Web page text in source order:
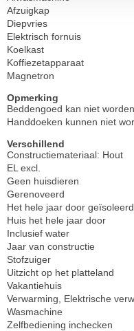
Afzuigkap
Diepvries
Elektrisch fornuis
Koelkast
Koffiezetapparaat
Magnetron
Opmerking
Beddengoed kan niet
Handdoeken kunnen niet
Verschillend
Constructiemateriaal: Hout
EL excl.
Geen huisdieren
Gerenoveerd
Het hele jaar door geïsoleerd
Huis het hele jaar door
Inclusief water
Jaar van constructie
Stofzuiger
Uitzicht op het platteland
Vakantiehuis
Verwarming, Elektrische
Wasmachine
Zelfbediening inchecken